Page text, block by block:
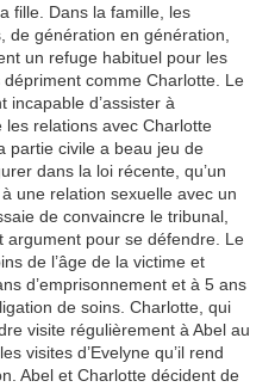
fille. Dans la famille, les
de génération en génération,
un refuge habituel pour les
dépriment comme Charlotte. Le
incapable d’assister à
les relations avec Charlotte
partie civile a beau jeu de
dans la loi récente, qu’un
une relation sexuelle avec un
de convaincre le tribunal,
argument pour se défendre. Le
de l’âge de la victime et
d’emprisonnement et à 5 ans
de soins. Charlotte, qui
visite régulièrement à Abel au
visites d’Evelyne qu’il rend
Abel et Charlotte décident de